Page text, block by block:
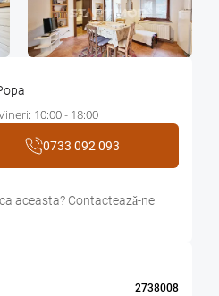
10:00 - 18:00
0733 092 093
aceasta? Contacteazǎ-ne
2738008